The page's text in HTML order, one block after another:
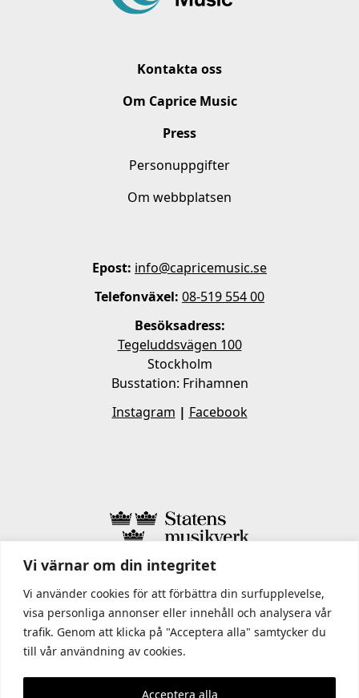
Vi värnar om din integritet
Vi använder cookies för att förbättra din surfupplevelse,
visa personliga annonser eller innehåll och analysera vår
trafik. Genom att klicka på "Acceptera alla" samtycker du
till vår användning av cookies.
Acceptera alla
Kontakta oss
Om Caprice Music
Press
Personuppgifter
Om webbplatsen
Epost: info@capricemusic.se
Telefonväxel: 08-519 554 00
Besöksadress:
Tegeluddsvägen 100
Stockholm
Busstation: Frihamnen
Instagram | Facebook
I STATENS MUSIKVERK INGÅR